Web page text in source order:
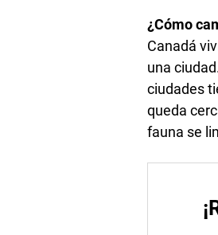
¿Cómo
Canadá
una
ciudades
queda
fauna se